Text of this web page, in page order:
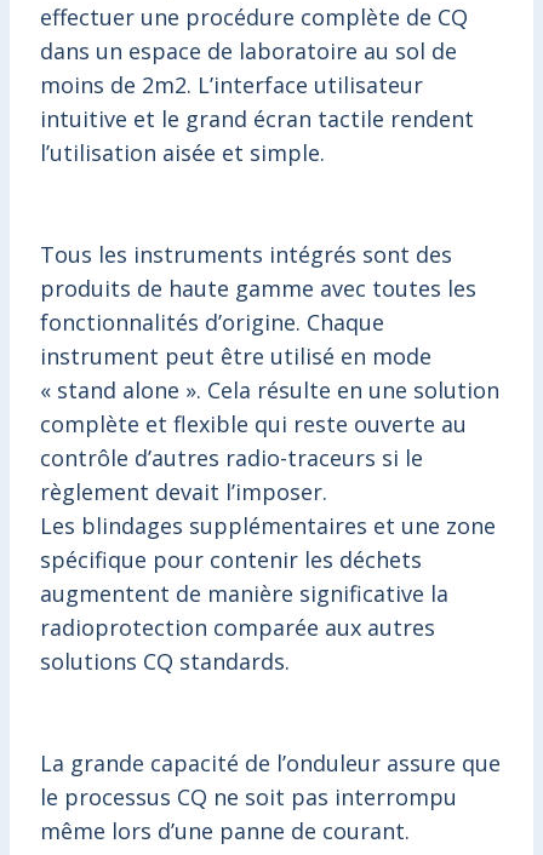
effectuer une procédure complète de CQ
dans un espace de laboratoire au sol de
moins de 2m2. L’interface utilisateur
intuitive et le grand écran tactile rendent
l’utilisation aisée et simple.
Tous les instruments intégrés sont des
produits de haute gamme avec toutes les
fonctionnalités d’origine. Chaque
instrument peut être utilisé en mode
« stand alone ». Cela résulte en une solution
complète et flexible qui reste ouverte au
contrôle d’autres radio-traceurs si le
règlement devait l’imposer.
Les blindages supplémentaires et une zone
spécifique pour contenir les déchets
augmentent de manière significative la
radioprotection comparée aux autres
solutions CQ standards.
La grande capacité de l’onduleur assure que
le processus CQ ne soit pas interrompu
même lors d’une panne de courant.